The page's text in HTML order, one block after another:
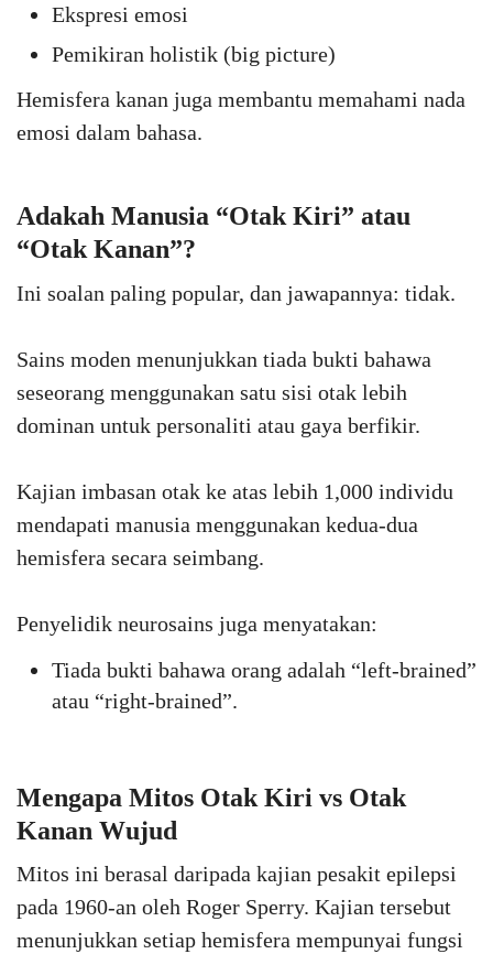
Ekspresi emosi
Pemikiran holistik (big picture)
Hemisfera kanan juga membantu memahami nada
emosi dalam bahasa.
Adakah Manusia “Otak Kiri” atau
“Otak Kanan”?
Ini soalan paling popular, dan jawapannya: tidak.
Sains moden menunjukkan tiada bukti bahawa
seseorang menggunakan satu sisi otak lebih
dominan untuk personaliti atau gaya berfikir.
Kajian imbasan otak ke atas lebih 1,000 individu
mendapati manusia menggunakan kedua-dua
hemisfera secara seimbang.
Penyelidik neurosains juga menyatakan:
Tiada bukti bahawa orang adalah “left-brained”
atau “right-brained”.
Mengapa Mitos Otak Kiri vs Otak
Kanan Wujud
Mitos ini berasal daripada kajian pesakit epilepsi
pada 1960-an oleh Roger Sperry. Kajian tersebut
menunjukkan setiap hemisfera mempunyai fungsi